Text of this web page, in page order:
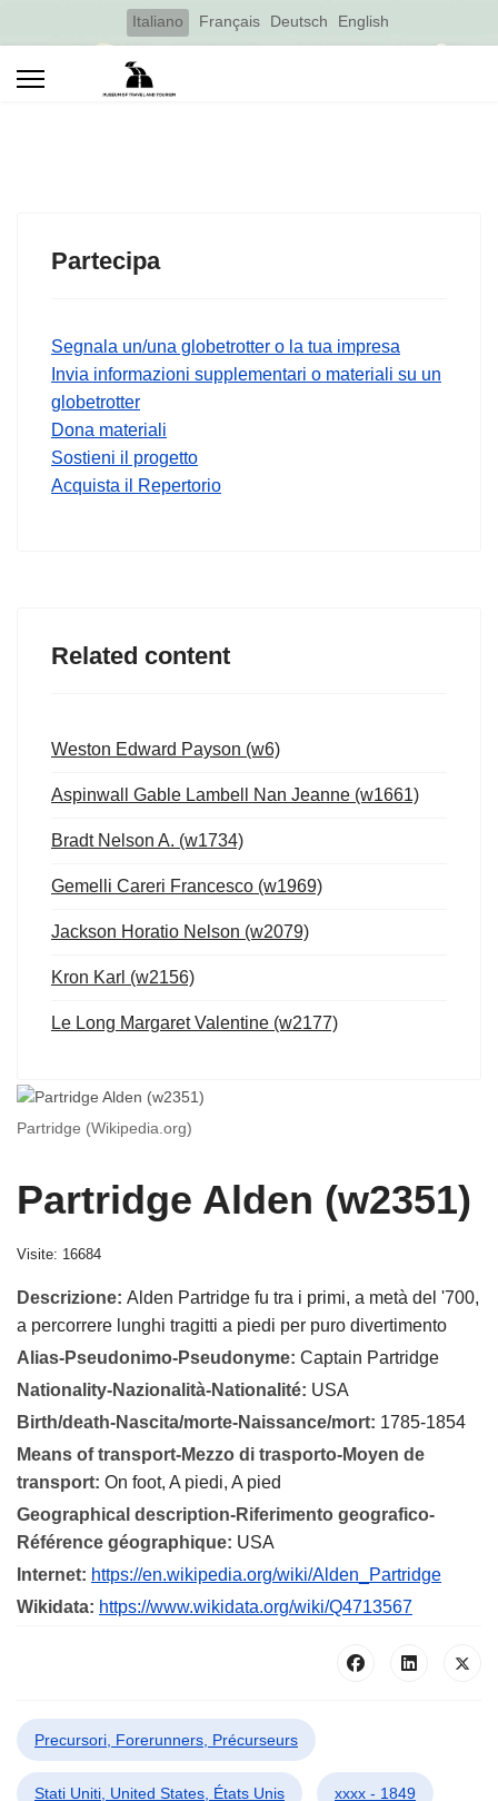
Select your language
Italiano Français Deutsch English
Partecipa
Segnala un/una globetrotter o la tua impresa
Invia informazioni supplementari o materiali su un
globetrotter
Dona materiali
Sostieni il progetto
Acquista il Repertorio
Related content
Weston Edward Payson (w6)
Aspinwall Gable Lambell Nan Jeanne (w1661)
Bradt Nelson A. (w1734)
Gemelli Careri Francesco (w1969)
Jackson Horatio Nelson (w2079)
Kron Karl (w2156)
Le Long Margaret Valentine (w2177)
Partridge (Wikipedia.org)
Partridge Alden (w2351)
Visite: 16684
Descrizione: Alden Partridge fu tra i primi, a metà del '700,
a percorrere lunghi tragitti a piedi per puro divertimento
Alias-Pseudonimo-Pseudonyme: Captain Partridge
Nationality-Nazionalità-Nationalité: USA
Birth/death-Nascita/morte-Naissance/mort: 1785-1854
Means of transport-Mezzo di trasporto-Moyen de
transport: On foot, A piedi, A pied
Geographical description-Riferimento geografico-
Référence géographique: USA
Internet: https://en.wikipedia.org/wiki/Alden_Partridge
Wikidata: https://www.wikidata.org/wiki/Q4713567
Precursori, Forerunners, Précurseurs
Stati Uniti, United States, États Unis xxxx - 1849